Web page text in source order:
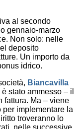
al secondo
gennaio-marzo
Non solo: nelle
deposito
Un importo da
idrico.
Biancavilla
stato ammesso – il
fattura. Ma – viene
implementare la
troveranno lo
nelle successive